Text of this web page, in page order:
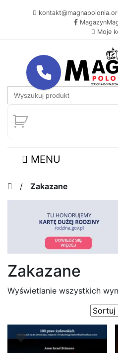
Moje
Search
for:
MENU
/ Zakazane
Zakazane
Wyświetlanie wszystkich